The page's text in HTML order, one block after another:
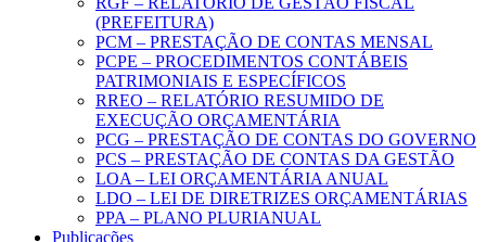
(PREFEITURA)
PCM – PRESTAÇÃO DE CONTAS MENSAL
PCPE – PROCEDIMENTOS CONTÁBEIS
PATRIMONIAIS E ESPECÍFICOS
RREO – RELATÓRIO RESUMIDO DE
EXECUÇÃO ORÇAMENTÁRIA
PCG – PRESTAÇÃO DE CONTAS DO GOVERNO
PCS – PRESTAÇÃO DE CONTAS DA GESTÃO
LOA – LEI ORÇAMENTÁRIA ANUAL
LDO – LEI DE DIRETRIZES ORÇAMENTÁRIAS
PPA – PLANO PLURIANUAL
Publicações